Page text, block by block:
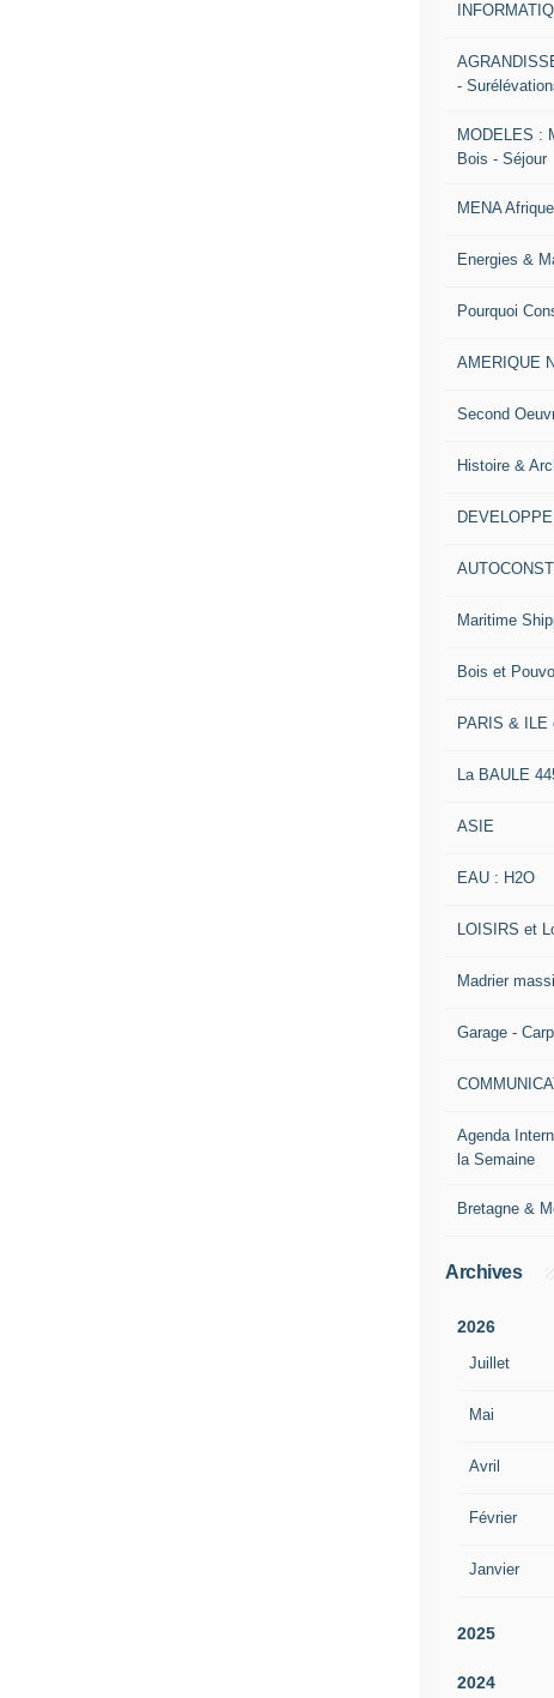
-
MODELES :
Bois - Séjour
MENA
Energies &
Pourquoi
AMERIQUE
Second
Histoire &
Maritime
Bois et
PARIS & ILE
La BAULE
ASIE
EAU : H2O
LOISIRS et
Madrier
Garage -
Agenda
la Semaine
Bretagne &
Archives
2026
Juillet
Mai
Avril
Février
Janvier
2025
2024